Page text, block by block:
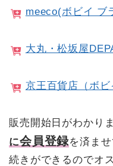
meeco(ボビイ ブ
大丸・松坂屋
京王百貨店（ボビ
販売開始日がわかり
に会員登録を済ま
続きができるのでオ